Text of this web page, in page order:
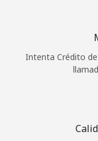
Intenta Crédito